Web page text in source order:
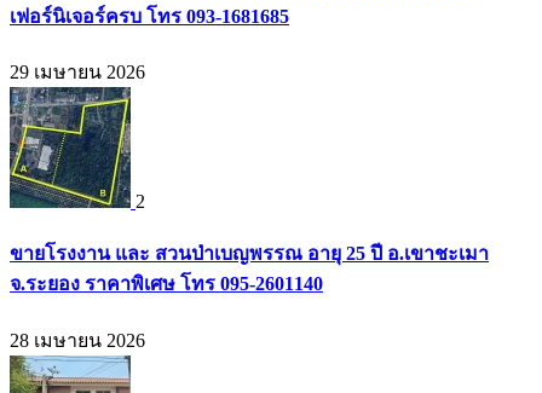
เฟอร์นิเจอร์ครบ โทร 093-1681685
29 เมษายน 2026
2
ขายโรงงาน และ สวนป่าเบญพรรณ อายุ 25 ปี อ.เขาชะเมา
จ.ระยอง ราคาพิเศษ โทร 095-2601140
28 เมษายน 2026